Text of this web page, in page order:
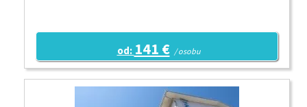
od: 141 € / osobu